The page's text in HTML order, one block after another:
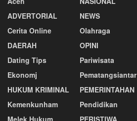
ADVERTORIAL
Cerita Online
DAERAH
Dating Tips
Ekonomj
HUKUM KRIMINAL
Kemenkunham
Melek Hukum
NEWS
Olahraga
OPINI
Pariwisata
Pematangsiantar
PEMERINTAHAN
Pendidikan
PERISTIWA